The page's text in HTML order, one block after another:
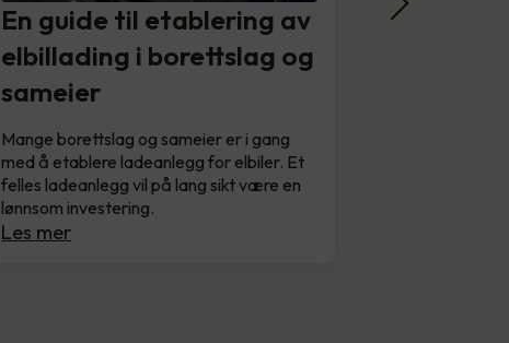
En guide til etablering av
elbillading i borettslag og
sameier
Mange borettslag og sameier er i gang
med å etablere ladeanlegg for elbiler. Et
felles ladeanlegg vil på lang sikt være en
lønnsom investering.
Les mer